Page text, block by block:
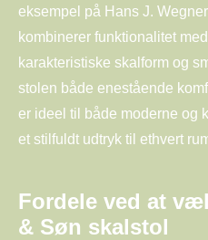
eksempel på Hans J.
kombinerer funktionalitet
karakteristiske skalform og
stolen både enestående
er ideel til både moderne og
et stilfuldt udtryk til ethvert
Fordele ved at
& Søn skalstol